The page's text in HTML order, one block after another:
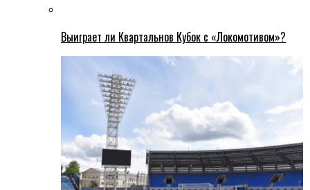
Выиграет ли Квартальнов Кубок с «Локомотивом»?